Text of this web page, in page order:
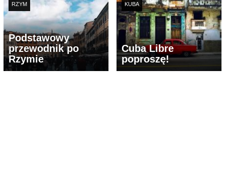
RZYM
Podstawowy
przewodnik po
Rzymie
KUBA
Cuba Libre
poproszę!